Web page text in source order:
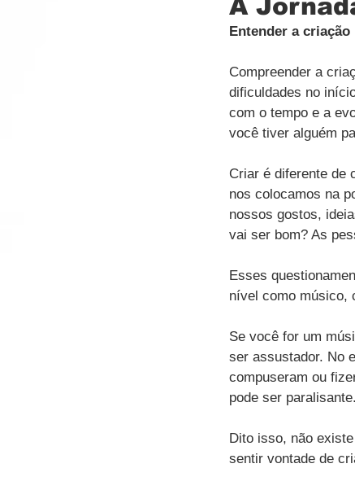
A
Entender a criação
Compreender a
dificuldades no
com o tempo e a
você tiver alguém
Criar é diferente de
nos colocamos na
nossos gostos,
vai ser bom? As
Esses
nível como músico,
Se você for um
ser assustador. No
compuseram ou
pode ser
Dito isso, não
sentir vontade de